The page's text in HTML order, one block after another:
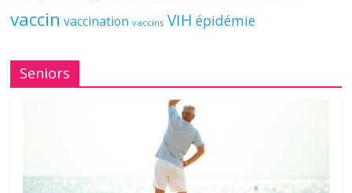
vaccin vaccination vaccins VIH épidémie
Seniors